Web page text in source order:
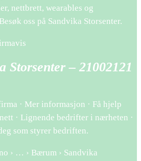
nettbrett, wearables og
oss på Sandvika Storsenter.
Storsenter – 21002121
· Mer informasjon · Få hjelp
· Lignende bedrifter i nærheten ·
som styrer bedriften.
› … › Bærum › Sandvika